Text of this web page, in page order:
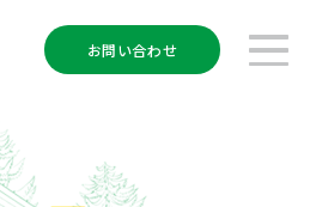
お問い合わせ